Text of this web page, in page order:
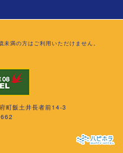
満の方はご利用いただけません。
町飯土井長者前14-3